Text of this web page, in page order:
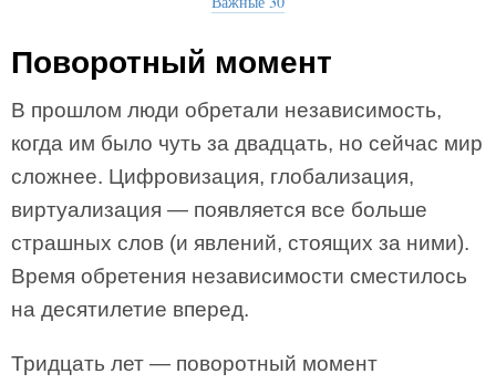
Поворотный момент
В прошлом люди обретали независимость,
когда им было чуть за двадцать, но сейчас мир
сложнее. Цифровизация, глобализация,
виртуализация — появляется все больше
страшных слов (и явлений, стоящих за ними).
Время обретения независимости сместилось
на десятилетие вперед.
Тридцать лет — поворотный момент